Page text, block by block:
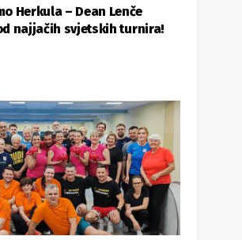
Herkula – Dean Lenče
najjačih svjetskih turnira!